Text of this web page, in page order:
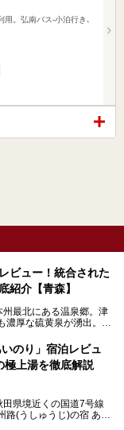
。弘南バス-小泊行き､
ビュー！統合された
紹介【青森】
最北にある温泉郷。津
厚な硫黄泉が湧出。良
同浴場を統合し、2020
設。かつて別々の共同
る点が魅力です。また
連客のみならず観光客
た。
入浴し、その魅力を徹
のり」宿泊レビュ
極上湯を徹底解説
県境近くの国道7号線
(うしゅうじ)の宿 あい